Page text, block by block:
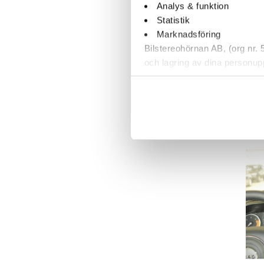
Analys & funktion
Statistik
Marknadsföring
Bilstereohörnan AB, (org nr.
och lagring av dina